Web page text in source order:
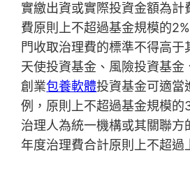
實繳出資或實際投資金額為計
費原則上不超過基金規模的
門收取治理費的標準不得高于
天使投資基金、風險投資基金
創業包養軟體投資基金可適當
例，原則上不超過基金規模的
治理人為統一機構或其關聯方
年度治理費合計原則上不超過